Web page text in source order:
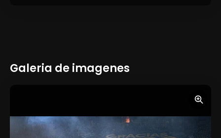
Galeria de imagenes